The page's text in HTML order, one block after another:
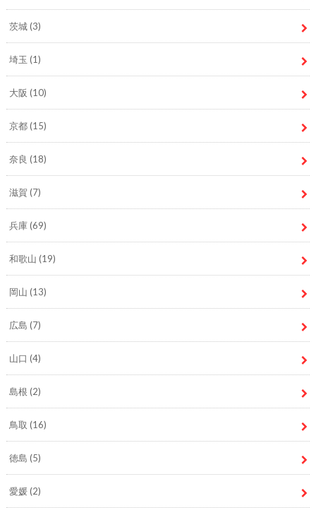
茨城(3)
埼玉 (1)
大阪 (10)
京都(15)
奈良 (18)
滋賀 (7)
兵庫(69)
和歌山 (19)
岡山 (13)
広島 (7)
山口 (4)
島根 (2)
鳥取 (16)
徳島 (5)
愛媛(2)